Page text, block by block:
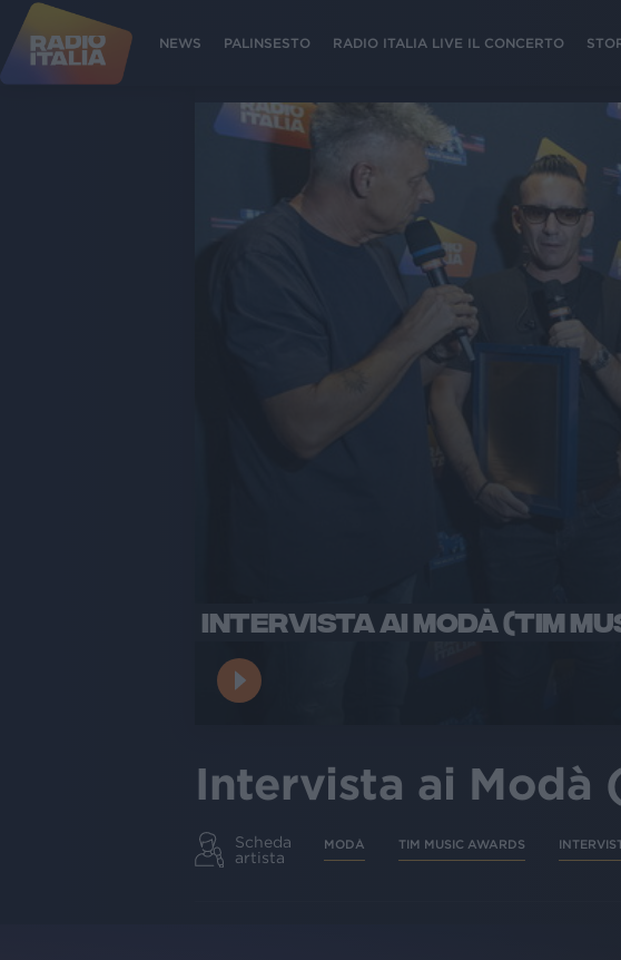
NEWS PALINSESTO RADIO ITALIA LIVE IL CONCERTO
INTERVISTA AI MODÀ (TIM
Intervista ai Modà
Scheda
artista
MODÀ TIM MUSIC AWARDS